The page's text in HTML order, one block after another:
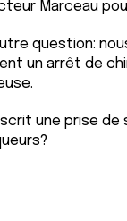
Marceau
question:
un arrêt de
une prise